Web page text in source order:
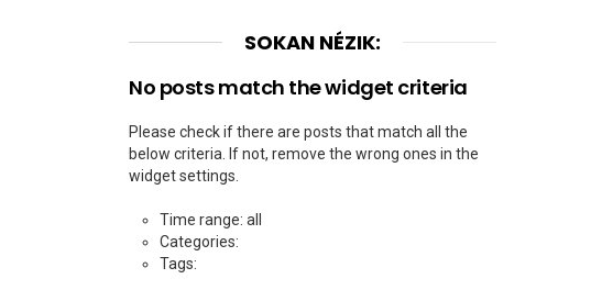
SOKAN NÉZIK:
No posts match the widget criteria
Please check if there are posts that match all the
below criteria. If not, remove the wrong ones in the
widget settings.
Time range: all
Categories:
Tags: